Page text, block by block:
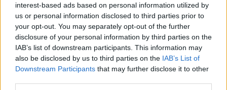
interest-based ads based on personal information utilized by
us or personal information disclosed to third parties prior to
your opt-out. You may separately opt-out of the further
disclosure of your personal information by third parties on the
IAB’s list of downstream participants. This information may
also be disclosed by us to third parties on the IAB’s List of
Downstream Participants that may further disclose it to other
pridūrė: „Ji buvo tokia miela, tikrai labai
miela.“
D. Jacksonas taip pat apibūdino O. Bracero
kaip „tiesiog nuostabų, komunikabilų žmogų“.